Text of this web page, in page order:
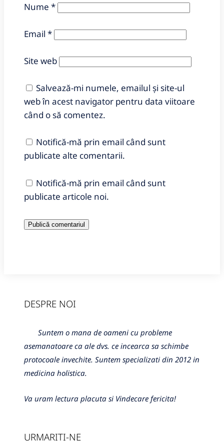
Nume *
Email *
Site web
Salvează-mi numele, emailul și site-ul
web în acest navigator pentru data viitoare
când o să comentez.
Notifică-mă prin email când sunt
publicate alte comentarii.
Notifică-mă prin email când sunt
publicate articole noi.
DESPRE NOI
Suntem o mana de oameni cu probleme
asemanatoare ca ale dvs. ce incearca sa schimbe
protocoale invechite. Suntem specializati din 2012 in
medicina holistica.
Va uram lectura placuta si Vindecare fericita!
URMARITI-NE